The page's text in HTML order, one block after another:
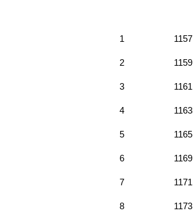
1 1157
2 1159
3 1161
4
5 1165
6 1169
7 1171
8 1173